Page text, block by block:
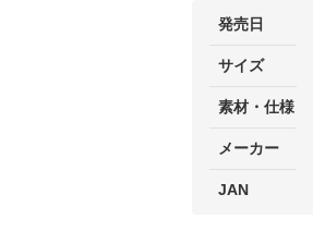
発売日
サイズ
素材・仕様
メーカー
JAN